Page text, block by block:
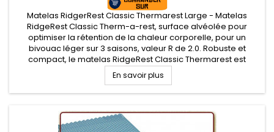
Matelas RidgerRest Classic Thermarest Large - Matelas
RidgeRest Classic Therm-a-rest, surface alvéolée pour
optimiser la rétention de la chaleur corporelle, pour un
bivouac léger sur 3 saisons, valeur R de 2.0. Robuste et
compact, le matelas RidgeRest Classic Thermarest est
adapté au bushcraft et pratique pour randonner léger
En savoir plus